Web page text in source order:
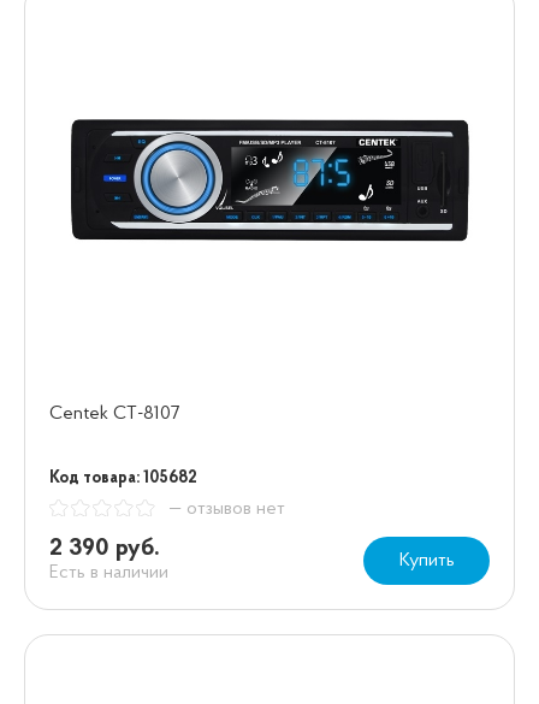
Centek СТ-8107
Код товара: 105682
— отзывов нет
2 390 руб.
Есть в наличии
Купить